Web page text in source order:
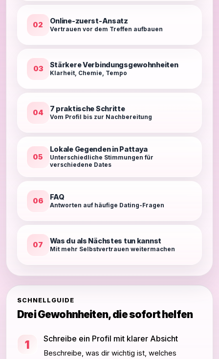
02 Online-zuerst-Ansatz
Vertrauen vor dem Treffen aufbauen
03 Stärkere Verbindungsgewohnheiten
Klarheit, Chemie, Tempo
04 7 praktische Schritte
Vom Profil bis zur Nachbereitung
05
Lokale Gegenden in Pattaya
Unterschiedliche Stimmungen für
verschiedene Dates
06 FAQ
Antworten auf häufige Dating-Fragen
07 Was du als Nächstes tun kannst
Mit mehr Selbstvertrauen weitermachen
SCHNELLGUIDE
Drei Gewohnheiten, die sofort helfen
1 Schreibe ein Profil mit klarer Absicht
Beschreibe, was dir wichtig ist, welches